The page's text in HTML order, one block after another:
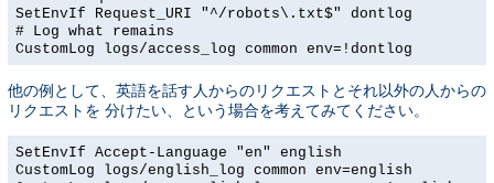
SetEnvIf Request_URI "^/robots\.txt$" dontlog
# Log what remains
CustomLog logs/access_log common env=!dontlog
他の例として、英語を話す人からのリクエストとそれ以外の人からの
リクエストを 分けたい、という場合を考えてみてください。
SetEnvIf Accept-Language "en" english
CustomLog logs/english_log common env=english